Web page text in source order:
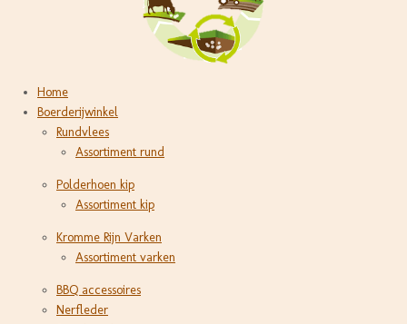
Home
Boerderijwinkel
Rundvlees
Assortiment rund
Polderhoen kip
Assortiment kip
Kromme Rijn Varken
Assortiment varken
BBQ accessoires
Nerfleder